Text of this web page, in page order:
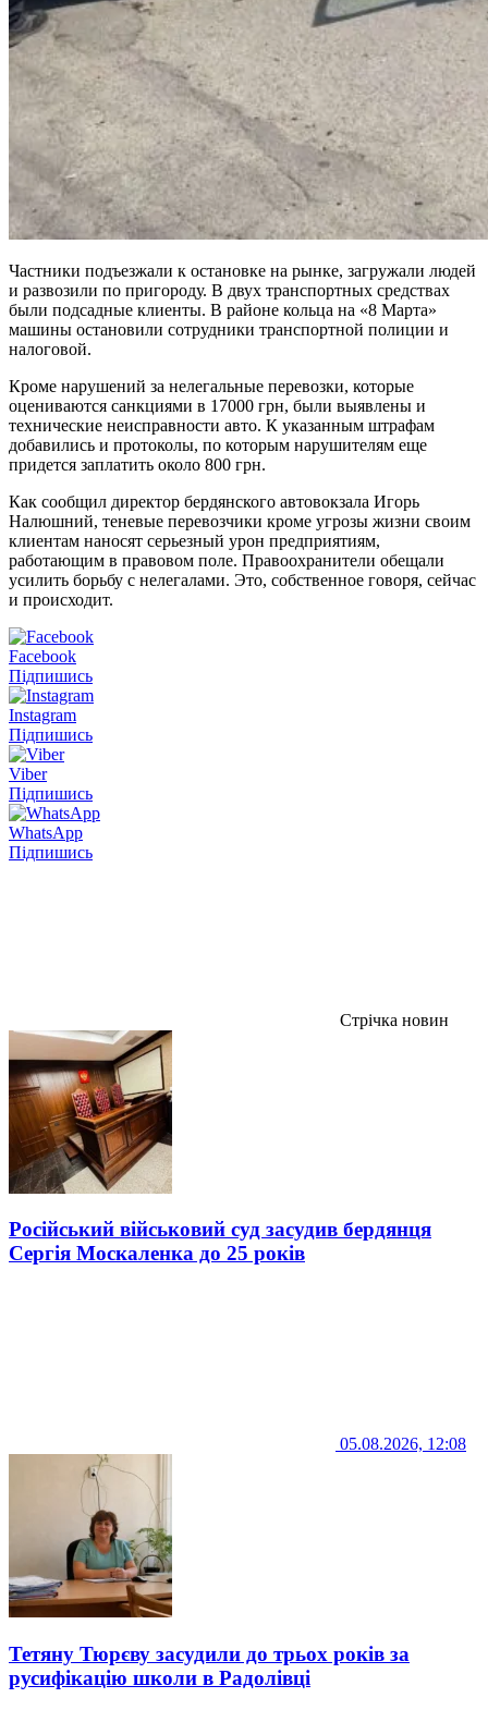
Частники подъезжали к остановке на рынке, загружали людей
и развозили по пригороду. В двух транспортных средствах
были подсадные клиенты. В районе кольца на «8 Марта»
машины остановили сотрудники транспортной полиции и
налоговой.
Кроме нарушений за нелегальные перевозки, которые
оцениваются санкциями в 17000 грн, были выявлены и
технические неисправности авто. К указанным штрафам
добавились и протоколы, по которым нарушителям еще
придется заплатить около 800 грн.
Как сообщил директор бердянского автовокзала Игорь
Налюшний, теневые перевозчики кроме угрозы жизни своим
клиентам наносят серьезный урон предприятиям,
работающим в правовом поле. Правоохранители обещали
усилить борьбу с нелегалами. Это, собственное говоря, сейчас
и происходит.
Facebook
Підпишись
Instagram
Підпишись
Viber
Підпишись
WhatsApp
Підпишись
Стрічка новин
Російський військовий суд засудив бердянця
Сергія Москаленка до 25 років
05.08.2026, 12:08
Тетяну Тюрєву засудили до трьох років за
русифікацію школи в Радолівці